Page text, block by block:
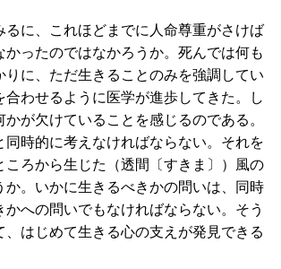
に、これほどまでに人命尊重がさけば
かったのではなかろうか。死んでは何も
りに、ただ生きることのみを強調してい
合わせるように医学が進歩してきた。し
が欠けていることを感じるのである。
同時的に考えなければならない。それを
ころから生じた（透間〔すきま〕）風の
か。いかに生きるべきかの問いは、同時
かへの問いでもなければならない。そう
、はじめて生きる心の支えが発見できる